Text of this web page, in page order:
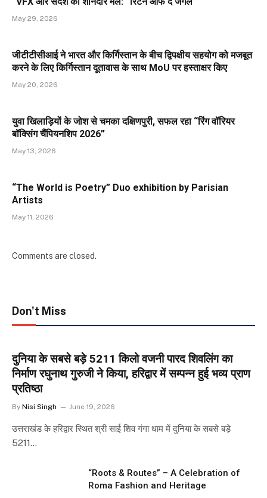
May 29, 2026
जीटीटीसीआई ने भारत और किर्गिस्तान के बीच द्विपक्षीय सहयोग को मजबूत
करने के लिए किर्गिस्तान दूतावास के साथ MoU पर हस्ताक्षर किए
May 20, 2026
युवा खिलाड़ियों के जोश से चमका दक्षिणपुरी, सफल रहा “रिंग वॉरियर
बॉक्सिंग चैंपियनशिप 2026”
May 13, 2026
“The World is Poetry” Duo exhibition by Parisian
Artists
May 11, 2026
Comments are closed.
Don't Miss
दुनिया के सबसे बड़े 5211 किलो वजनी पारद शिवलिंग का
निर्माण रघुनाथ गुरुजी ने किया, हरिद्वार में सम्पन्न हुई भव्य प्राण
प्रतिष्ठा
By Nisi Singh June 19, 2026
उत्तराखंड के हरिद्वार स्थित श्री साई शिव गंगा धाम में दुनिया के सबसे बड़े
5211…
“Roots & Routes” – A Celebration of
Roma Fashion and Heritage